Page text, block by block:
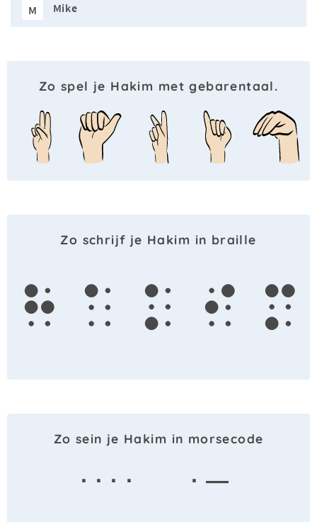
M Mike
Zo spel je Hakim met gebarentaal.
Zo schrijf je Hakim in braille
h a k i m
Zo sein je Hakim in morsecode
· · · ·
· —